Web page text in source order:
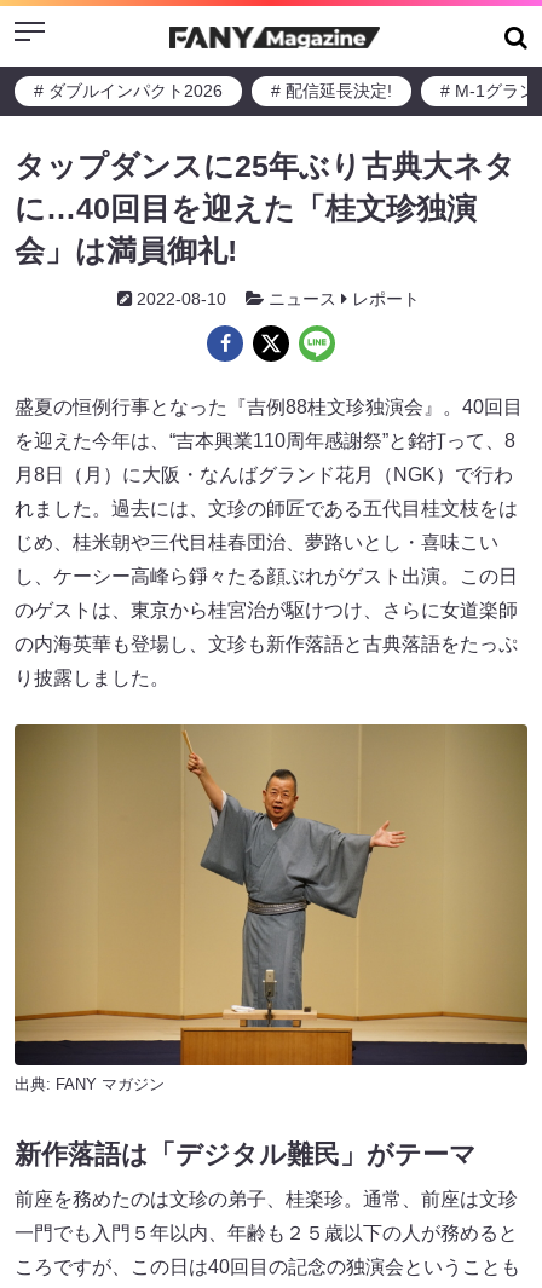
Menu
# ダブルインパクト2026 # 配信延長決定! # M-1グラン
タップダンスに25年ぶり古典大ネタ
に…40回目を迎えた「桂文珍独演
会」は満員御礼!
2022-08-10 ニュース レポート
盛夏の恒例行事となった『吉例88桂文珍独演会』。40回目
を迎えた今年は、“吉本興業110周年感謝祭”と銘打って、8
月8日（月）に大阪・なんばグランド花月（NGK）で行わ
れました。過去には、文珍の師匠である五代目桂文枝をは
じめ、桂米朝や三代目桂春団治、夢路いとし・喜味こい
し、ケーシー高峰ら錚々たる顔ぶれがゲスト出演。この日
のゲストは、東京から桂宮治が駆けつけ、さらに女道楽師
の内海英華も登場し、文珍も新作落語と古典落語をたっぷ
り披露しました。
出典: FANY マガジン
新作落語は「デジタル難民」がテーマ
前座を務めたのは文珍の弟子、桂楽珍。通常、前座は文珍
一門でも入門５年以内、年齢も２５歳以下の人が務めると
ころですが、この日は40回目の記念の独演会ということも